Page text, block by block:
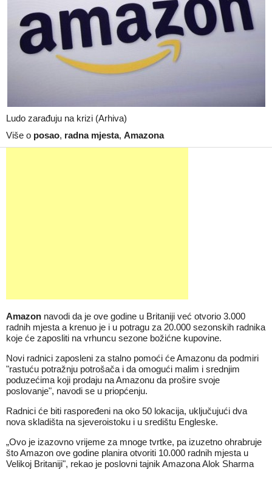
Ludo zarađuju na krizi (Arhiva)
Više o posao, radna mjesta, Amazona
Amazon navodi da je ove godine u Britaniji već otvorio 3.000
radnih mjesta a krenuo je i u potragu za 20.000 sezonskih radnika
koje će zaposliti na vrhuncu sezone božićne kupovine.
Novi radnici zaposleni za stalno pomoći će Amazonu da podmiri
"rastuću potražnju potrošača i da omogući malim i srednjim
poduzećima koji prodaju na Amazonu da prošire svoje
poslovanje", navodi se u priopćenju.
Radnici će biti raspoređeni na oko 50 lokacija, uključujući dva
nova skladišta na sjeveroistoku i u središtu Engleske.
„Ovo je izazovno vrijeme za mnoge tvrtke, pa izuzetno ohrabruje
što Amazon ove godine planira otvoriti 10.000 radnih mjesta u
Velikoj Britaniji", rekao je poslovni tajnik Amazona Alok Sharma